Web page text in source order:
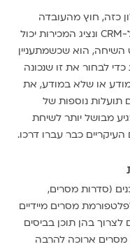
כזה, חוץ מהעובדה
שהתשובות עולות ל-CRM ונציג המכירות יכול
הוא שכשמתעניין
לבחור את זו שנכונה
או שלא במודע, את
תועלות נוספות של
מבושל יותר לשיחת
כבר עברו דרכו.
(סדרות מסרים,
מסרים מיידיים
לצרוך בהן תוכן בביסים
מסרים ארוכה להרבה